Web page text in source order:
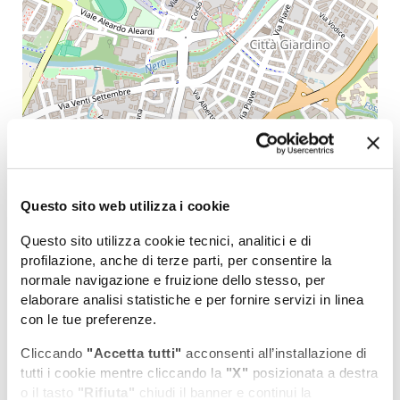
Questo sito web utilizza i cookie
Questo sito utilizza cookie tecnici, analitici e di
profilazione, anche di terze parti, per consentire la
normale navigazione e fruizione dello stesso, per
elaborare analisi statistiche e per fornire servizi in linea
con le tue preferenze.
Cliccando "Accetta tutti" acconsenti all’installazione di
tutti i cookie mentre cliccando la "X" posizionata a destra
o il tasto "Rifiuta" chiudi il banner e continui la
Potrebbe interessarti anche...
COSA VEDERE
DOVE DORMIRE
DOVE MANGIARE